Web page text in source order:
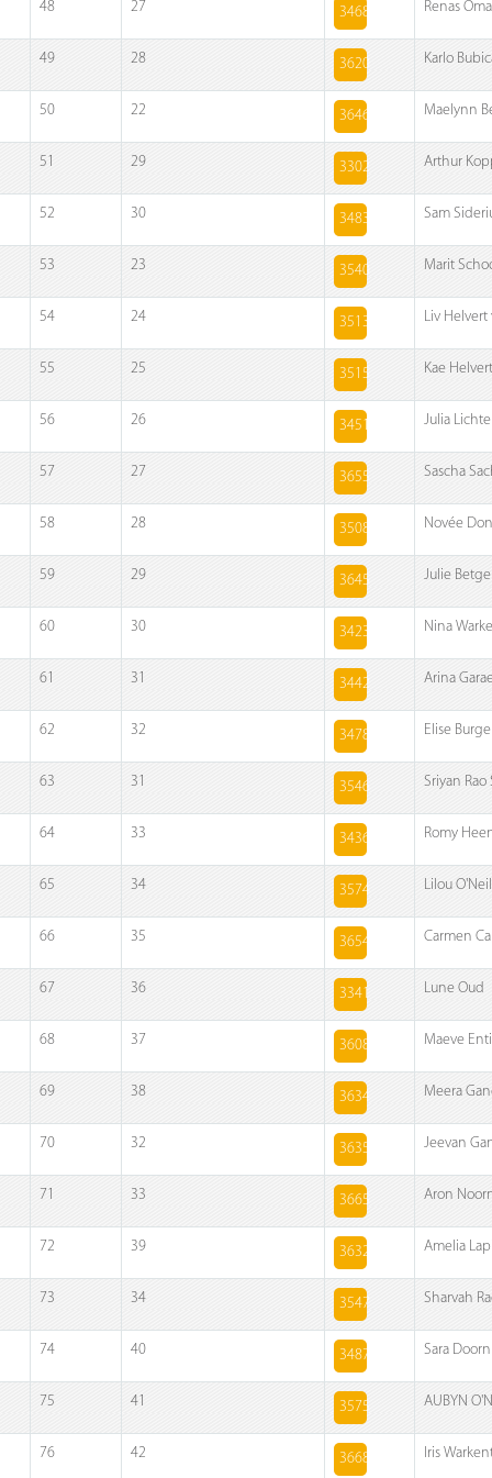
48 27 3468 Renas
49 28 3620 Karlo
50 22 3646 Maelynn
51 29 3302 Arthur
52 30 3483 Sam
53 23 3540 Marit
54 24 3513 Liv Helvert
55 25 3515 Kae
56 26 3451 Julia
57 27 3655 Sascha
58 28 3508 Novée
59 29 3645 Julie
60 30 3423 Nina
61 31 3442 Arina
62 32 3478 Elise
63 31 3546 Sriyan Rao
64 33 3436 Romy
65 34 3574 Lilou
66 35 3654 Carmen
67 36 3341 Lune Oud
68 37 3608 Maeve
69 38 3634 Meera
70 32 3635 Jeevan
71 33 3665 Aron
72 39 3632 Amelia
73 34 3547 Sharvah
74 40 3487 Sara
75 41 3575 AUBYN
76 42 3668 Iris